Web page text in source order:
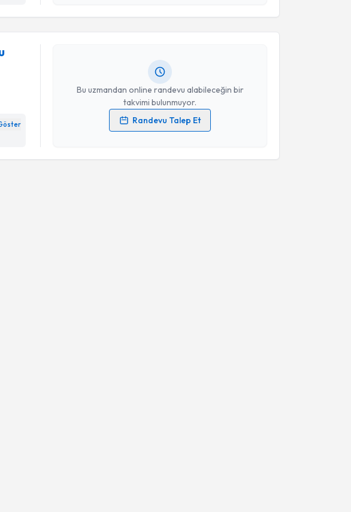
Bu uzmandan online randevu alabileceğin bir
takvimi bulunmuyor.
Randevu Talep Et
Kişisel verilerimin işlenmesine ilişkinAydınlatma Metni